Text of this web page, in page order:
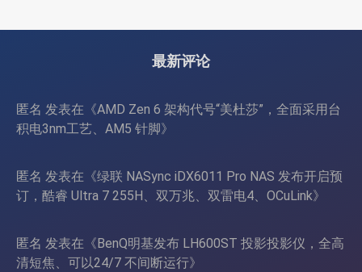
最新评论
匿名 发表在《AMD Zen 6 架构代号“美杜莎”，全面采用台
积电3nm工艺、AM5 针脚》
匿名 发表在《绿联 NASync iDX6011 Pro NAS 发布开启预
订，酷睿 Ultra 7 255H、双万兆、双雷电4、OCuLink》
匿名 发表在《BenQ明基发布 LH600ST 投影投影仪，全高
清短焦、可以24/7 不间断运行》